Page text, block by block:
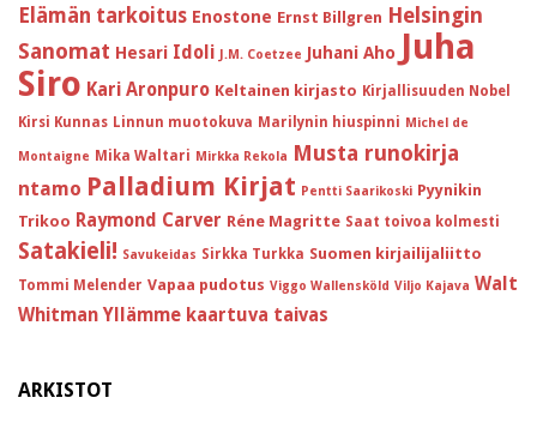
Elämän tarkoitus Enostone Ernst Billgren Helsingin
Sanomat Hesari Idoli J.M. Coetzee Juhani Aho Juha
Siro Kari Aronpuro Keltainen kirjasto Kirjallisuuden Nobel
Kirsi Kunnas Linnun muotokuva Marilynin hiuspinni Michel de
Montaigne Mika Waltari Mirkka Rekola Musta runokirja
ntamo Palladium Kirjat Pentti Saarikoski Pyynikin
Trikoo Raymond Carver Réne Magritte Saat toivoa kolmesti
Satakieli! Savukeidas Sirkka Turkka Suomen kirjailijaliitto
Tommi Melender Vapaa pudotus Viggo Wallensköld Viljo Kajava Walt
Whitman Yllämme kaartuva taivas
ARKISTOT